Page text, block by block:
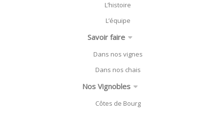
L’histoire
L’équipe
Savoir faire
Dans nos vignes
Dans nos chais
Nos Vignobles
Côtes de Bourg